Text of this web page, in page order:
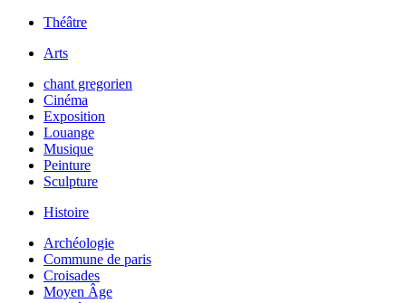
Théâtre
Arts
chant gregorien
Cinéma
Exposition
Louange
Musique
Peinture
Sculpture
Histoire
Archéologie
Commune de paris
Croisades
Moyen Âge